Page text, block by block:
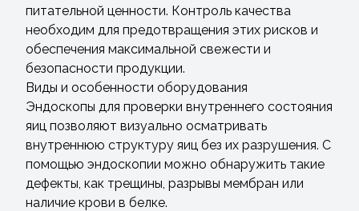
питательной ценности. Контроль качества
необходим для предотвращения этих рисков и
обеспечения максимальной свежести и
безопасности продукции.
Виды и особенности оборудования
Эндоскопы для проверки внутреннего состояния
яиц позволяют визуально осматривать
внутреннюю структуру яиц без их разрушения. С
помощью эндоскопии можно обнаружить такие
дефекты, как трещины, разрывы мембран или
наличие крови в белке.